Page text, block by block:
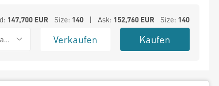
147,700EUR Size: 140| Ask: 152,760EUR Size: 140
(Baadex) Verkaufen Kaufen